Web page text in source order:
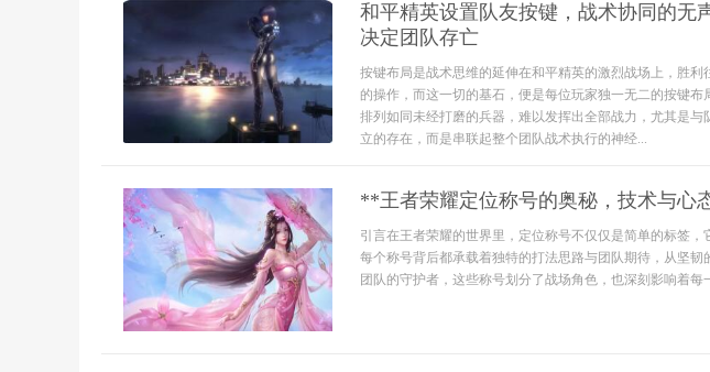
和平精英设置队友按键，战术协同的无
决定团队存亡
按键布局是战术思维的延伸在和平精英的激烈战场上，胜
的操作，而这一切的基石，便是每位玩家独一无二的按键
排列如同未经打磨的兵器，难以发挥出全部战力，尤其是
立的存在，而是串联起整个团队战术执行的神经...
**王者荣耀定位称号的奥秘，技术与心
引言在王者荣耀的世界里，定位称号不仅仅是简单的标签，
每个称号背后都承载着独特的打法思路与团队期待，从坚韧
团队的守护者，这些称号划分了战场角色，也深刻影响着每